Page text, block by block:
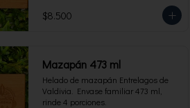
porciones.
$8.500
Mazapán 473 ml
Helado de mazapán Entrelagos de
Valdivia.  Envase familiar 473 ml,
rinde 4 porciones.